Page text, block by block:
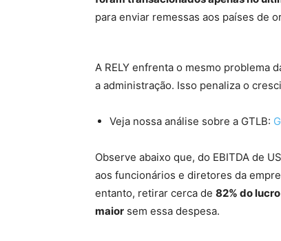
para enviar remessas aos países de
A RELY enfrenta o mesmo problema
a administração. Isso penaliza o
Veja nossa análise sobre a GTLB:
Observe abaixo que, do EBITDA de
aos funcionários e diretores da
entanto, retirar cerca de 82% do lucro
maior sem essa despesa.